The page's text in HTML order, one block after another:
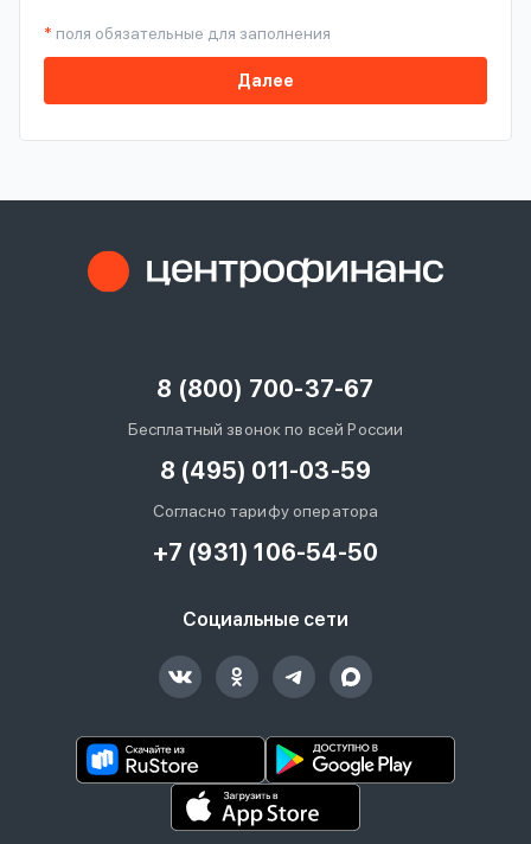
* поля обязательные для заполнения
Далее
8 (800) 700-37-67
Бесплатный звонок по всей России
8 (495) 011-03-59
Согласно тарифу оператора
+7 (931) 106-54-50
Социальные сети